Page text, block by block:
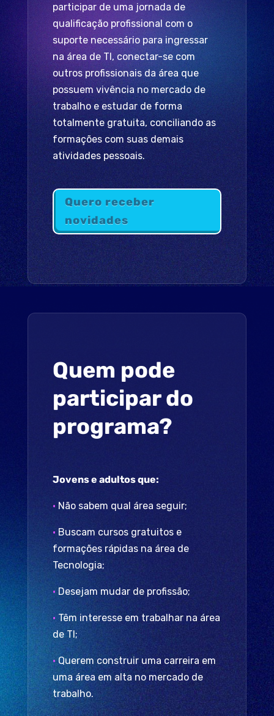
participar de uma jornada de
qualificação profissional com o
suporte necessário para ingressar
na área de TI, conectar-se com
outros profissionais da área que
possuem vivência no mercado de
trabalho e estudar de forma
totalmente gratuita, conciliando as
formações com suas demais
atividades pessoais.
Quero receber
novidades
Quem pode
participar do
programa?
Jovens e adultos que:
• Não sabem qual área seguir;
• Buscam cursos gratuitos e
formações rápidas na área de
Tecnologia;
• Desejam mudar de profissão;
• Têm interesse em trabalhar na área
de TI;
•Querem construir uma carreira em
uma área em alta no mercado de
trabalho.